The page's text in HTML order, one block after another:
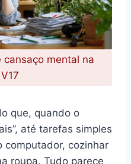
cansaço mental na
que, quando o
até tarefas simples
computador, cozinhar
roupa. Tudo parece